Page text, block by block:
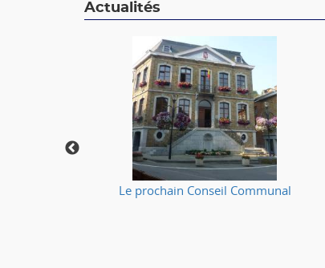
Actualités
Le prochain Conseil Communal